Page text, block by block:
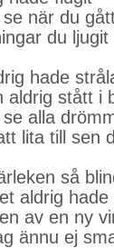
när du
du ljugit
hade
aldrig stått i
alla
lita till sen
så
aldrig hade
av en ny
ännu ej